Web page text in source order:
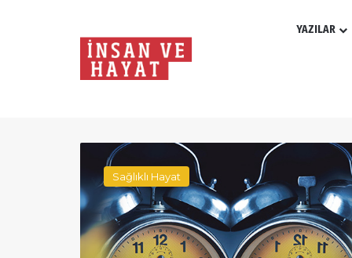
YAZILAR
Günde
Saat
Uyumalı?
Sağlıklı Hayat